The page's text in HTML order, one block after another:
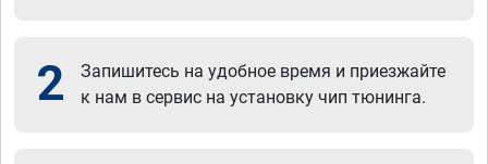
2
Запишитесь на удобное время и приезжайте
к нам в сервис на установку чип тюнинга.